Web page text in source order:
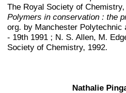
The Royal Society of Chemistry,
Polymers in conservation : the
org. by Manchester Polytechnic
- 19th 1991 ; N. S. Allen, M.
Society of Chemistry, 1992.
Nathalie